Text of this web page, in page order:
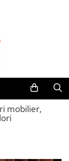
mobilier,